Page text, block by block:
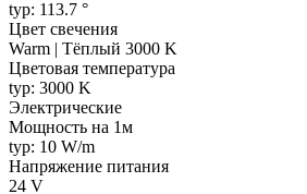
typ: 113.7 °
Цвет свечения
Warm | Тёплый 3000 K
Цветовая температура
typ: 3000 K
Электрические
Мощность на 1м
typ: 10 W/m
Напряжение питания
24 V